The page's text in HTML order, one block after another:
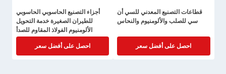
قطاعات التصنيع المعدني للسي أن
سي للصلب والألومنيوم والنحاس
احصل على أفضل سعر
أجزاء التصنيع الحاسوبي الحاسوبي
للطيران الصغيرة خدمة التحويل
الألومنيوم الفولاذ المقاوم للصدأ
احصل على أفضل سعر